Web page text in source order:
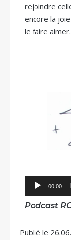
rejoindre
encore la
le faire aimer.
Lecteur
audio
00:00
Podcast
Publié le